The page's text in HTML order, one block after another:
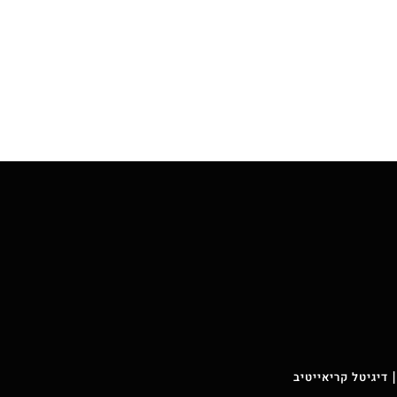
קריאייטיב